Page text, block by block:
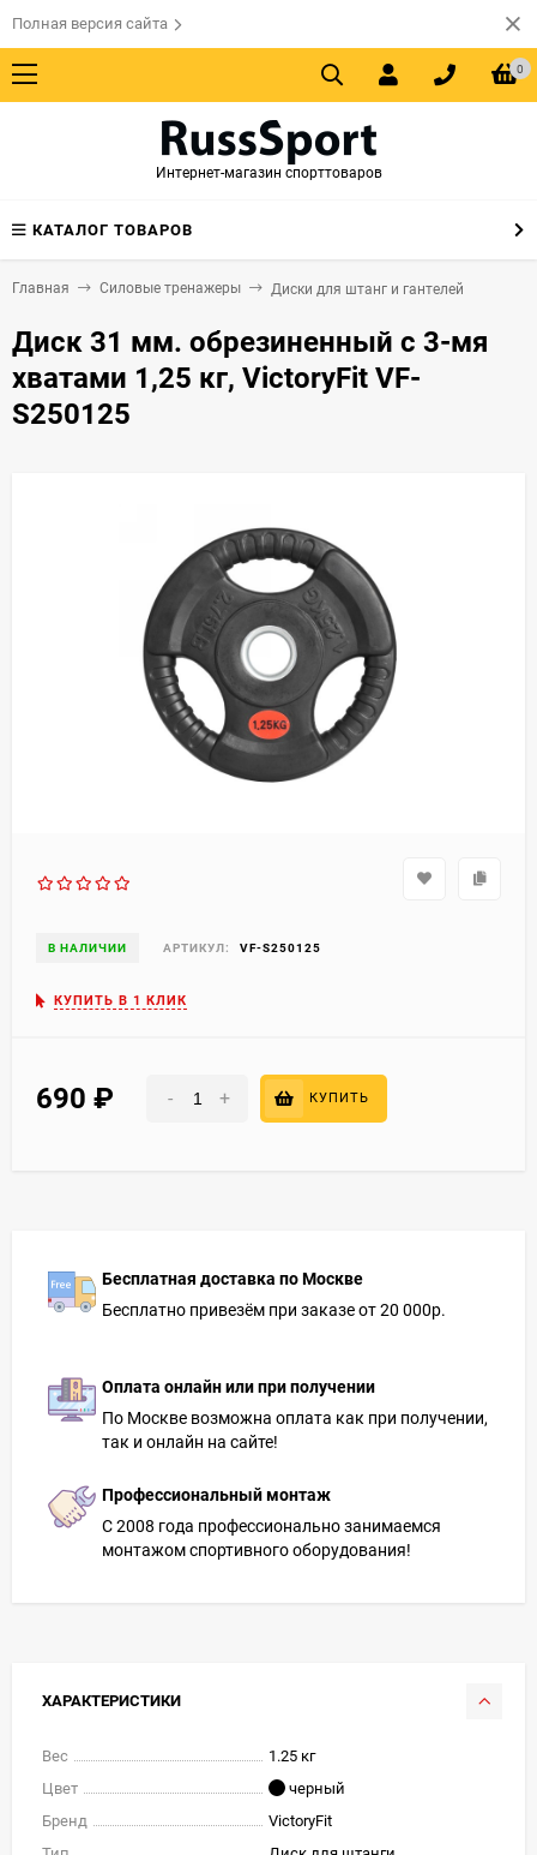
Полная версия сайта
0
Интернет-магазин спорттоваров
КАТАЛОГ ТОВАРОВ
Главная Силовые тренажеры Диски для штанг и гантелей
Диск 31 мм. обрезиненный с 3-мя
хватами 1,25 кг, VictoryFit VF-
S250125
В НАЛИЧИИ АРТИКУЛ: VF-S250125
КУПИТЬ В 1 КЛИК
690 - + КУПИТЬ
Бесплатная доставка по Москве
Бесплатно привезём при заказе от 20 000р.
Оплата онлайн или при получении
По Москве возможна оплата как при получении,
так и онлайн на сайте!
Профессиональный монтаж
С 2008 года профессионально занимаемся
монтажом спортивного оборудования!
ХАРАКТЕРИСТИКИ
Вес
1.25 кг
Цвет
черный
Бренд
VictoryFit